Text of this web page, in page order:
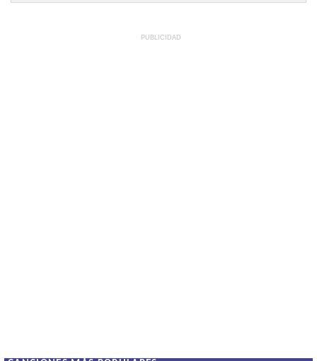
PUBLICIDAD